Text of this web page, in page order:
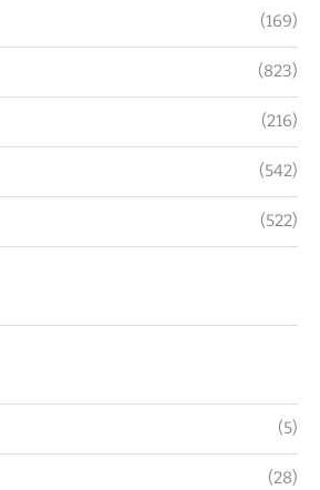
(169)
(823)
(216)
(542)
(522)
(5)
(28)